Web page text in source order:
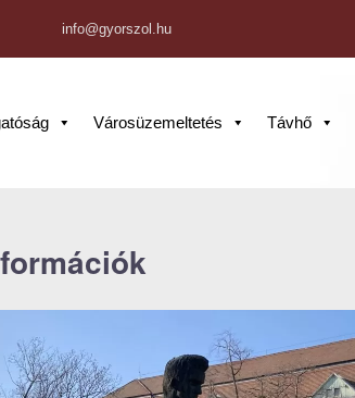
info@gyorszol.hu
Városüzemeltetés Távhő